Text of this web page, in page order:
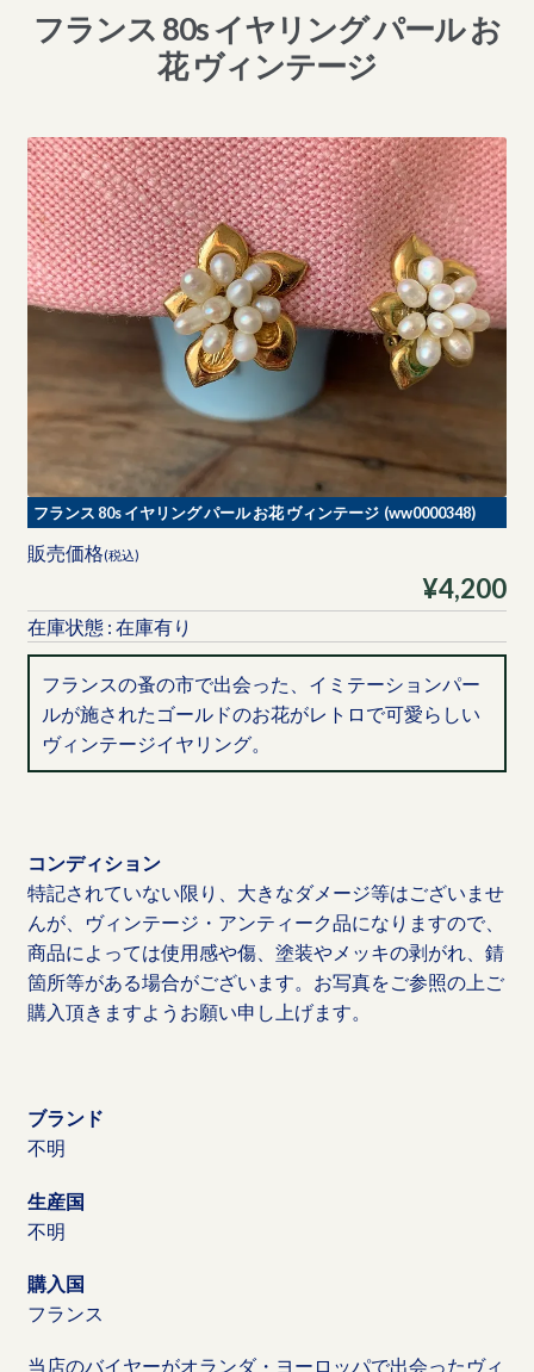
フランス 80s イヤリング パール お
花 ヴィンテージ
フランス 80s イヤリング パール お花 ヴィンテージ (ww0000348)
販売価格(税込)
¥4,200
在庫状態 : 在庫有り
フランスの蚤の市で出会った、イミテーションパー
ルが施されたゴールドのお花がレトロで可愛らしい
ヴィンテージイヤリング。
コンディション
特記されていない限り、大きなダメージ等はございませ
んが、ヴィンテージ・アンティーク品になりますので、
商品によっては使用感や傷、塗装やメッキの剥がれ、錆
箇所等がある場合がございます。お写真をご参照の上ご
購入頂きますようお願い申し上げます。
ブランド
不明
生産国
不明
購入国
フランス
当店のバイヤーがオランダ・ヨーロッパで出会ったヴィ